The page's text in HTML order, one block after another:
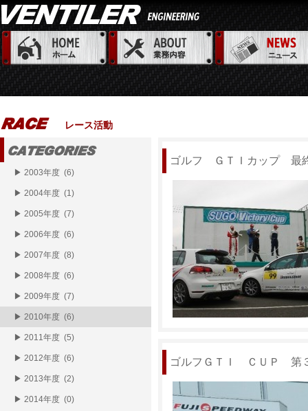
レース活動
ゴルフ ＧＴＩカップ 最
ゴルフＧＴＩ ＣＵＰ 第
▶ 2003年度 (6)
▶ 2004年度 (1)
▶ 2005年度 (7)
▶ 2006年度 (6)
▶ 2007年度 (8)
▶ 2008年度 (6)
▶ 2009年度 (7)
▶ 2010年度 (6)
▶ 2011年度 (5)
▶ 2012年度 (6)
▶ 2013年度 (2)
▶ 2014年度 (0)